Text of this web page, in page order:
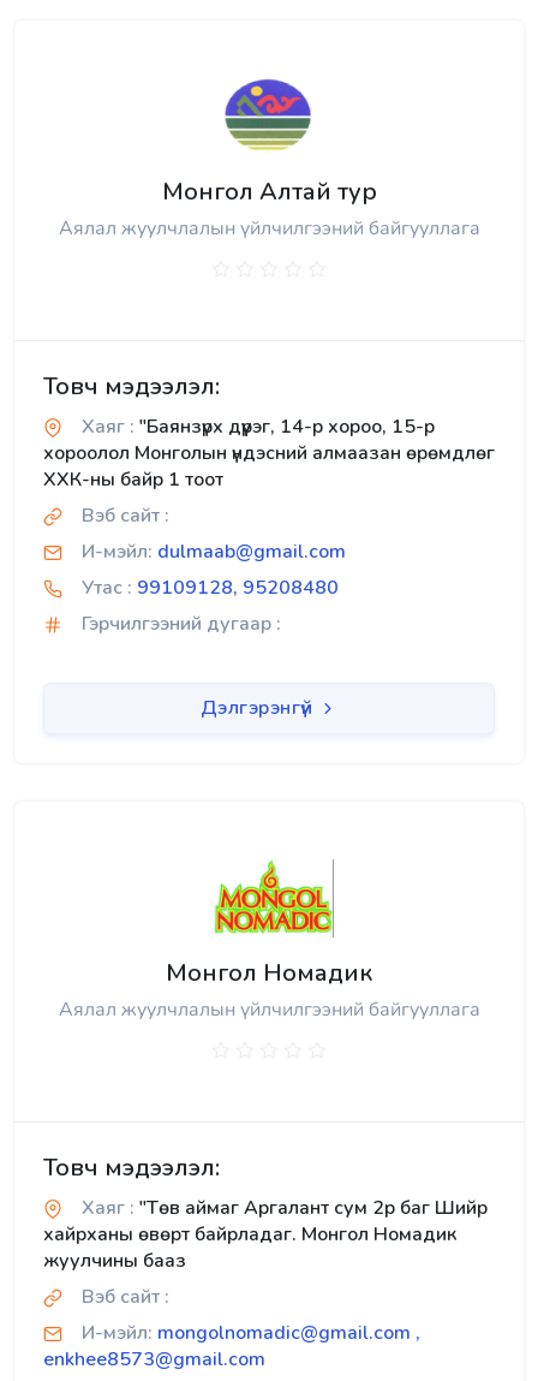
Монгол Алтай тур
Аялал жуулчлалын үйлчилгээний байгууллага
Товч мэдээлэл:
Хаяг : "Баянзүрх дүүрэг, 14-р хороо, 15-р
хороолол Монголын үндэсний алмаазан өрөмдлөг
ХХК-ны байр 1 тоот
Вэб сайт :
И-мэйл: dulmaab@gmail.com
Утас : 99109128, 95208480
Гэрчилгээний дугаар :
Дэлгэрэнгүй
Монгол Номадик
Аялал жуулчлалын үйлчилгээний байгууллага
Товч мэдээлэл:
Хаяг : "Төв аймаг Аргалант сум 2р баг Шийр
хайрханы өвөрт байрладаг. Монгол Номадик
жуулчины бааз
Вэб сайт :
И-мэйл: mongolnomadic@gmail.com ,
enkhee8573@gmail.com